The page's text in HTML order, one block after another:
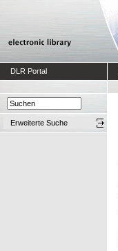
DLR Portal
Erweiterte Suche